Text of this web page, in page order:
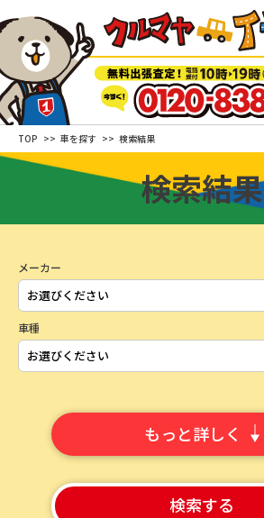
TOP 車を探す 検索結果
検索結果
メーカー
車種
もっと詳しく
検索する